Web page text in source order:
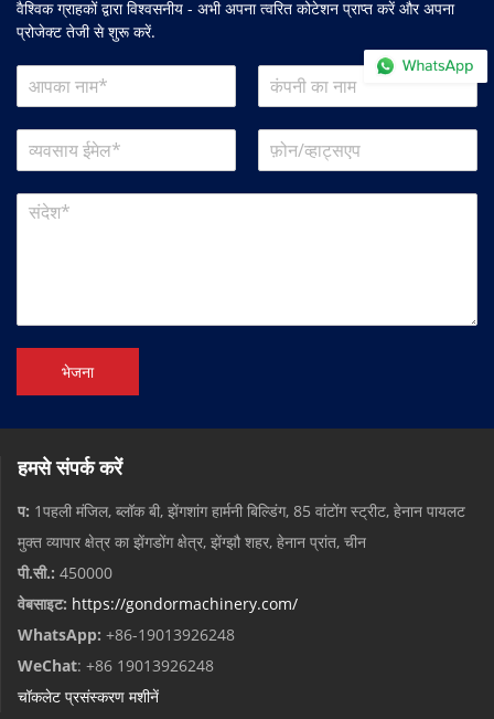
वैश्विक ग्राहकों द्वारा विश्वसनीय - अभी अपना त्वरित कोटेशन प्राप्त करें और अपना
प्रोजेक्ट तेजी से शुरू करें.
भेजना
हमसे संपर्क करें
प: 1पहली मंजिल, ब्लॉक बी, झेंगशांग हार्मनी बिल्डिंग, 85 वांटोंग स्ट्रीट, हेनान पायलट
मुक्त व्यापार क्षेत्र का झेंगडोंग क्षेत्र, झेंग्झौ शहर, हेनान प्रांत, चीन
पी.सी.: 450000
वेबसाइट: https://gondormachinery.com/
WhatsApp: +86-19013926248
WeChat: +86 19013926248
चॉकलेट प्रसंस्करण मशीनें